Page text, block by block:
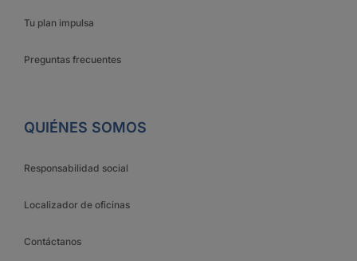
Tu plan impulsa
Preguntas frecuentes
QUIÉNES SOMOS
Responsabilidad social
Localizador de oficinas
Contáctanos